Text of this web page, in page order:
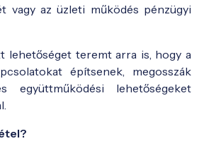
vagy az üzleti működés pénzügyi
lehetőséget teremt arra is, hogy a
építsenek, megosszák
együttműködési lehetőségeket